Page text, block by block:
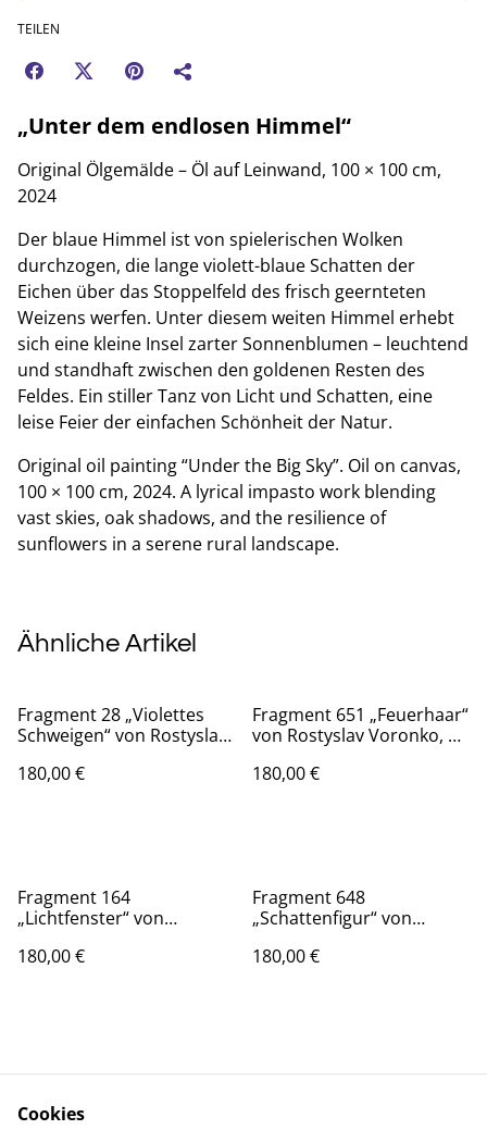
TEILEN
„Unter dem endlosen Himmel“
Original Ölgemälde – Öl auf Leinwand, 100 × 100 cm,
2024
Der blaue Himmel ist von spielerischen Wolken
durchzogen, die lange violett-blaue Schatten der
Eichen über das Stoppelfeld des frisch geernteten
Weizens werfen. Unter diesem weiten Himmel erhebt
sich eine kleine Insel zarter Sonnenblumen – leuchtend
und standhaft zwischen den goldenen Resten des
Feldes. Ein stiller Tanz von Licht und Schatten, eine
leise Feier der einfachen Schönheit der Natur.
Original oil painting “Under the Big Sky”. Oil on canvas,
100 × 100 cm, 2024. A lyrical impasto work blending
vast skies, oak shadows, and the resilience of
sunflowers in a serene rural landscape.
Ähnliche Artikel
Fragment 28 „Violettes
Schweigen“ von Rostyslav
2024 – zarte violette
180,00 €
Fragment 651 „Feuerhaar“
von Rostyslav Voronko, Öl
in warmen Orangetönen.
180,00 €
Fragment 164
„Lichtfenster“ von
Karton, 2024 – Licht und
180,00 €
Fragment 648
„Schattenfigur“ von
Karton, 2024 – Figur im
180,00 €
Cookies